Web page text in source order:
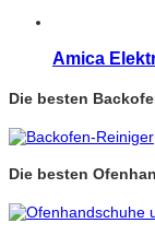
Amica
Die besten
Die besten